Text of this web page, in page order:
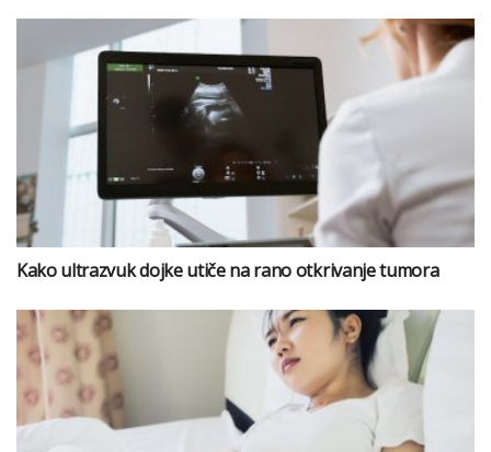
Kako ultrazvuk dojke utiče na rano otkrivanje tumora